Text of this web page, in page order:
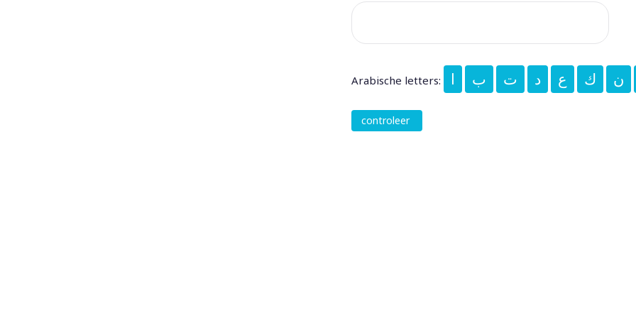
Arabische letters: ا ب ت د ع ك ن
controleer